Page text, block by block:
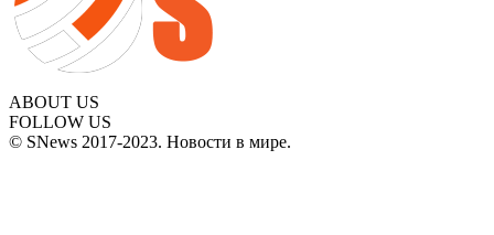
ABOUT US
FOLLOW US
© SNews 2017-2023. Новости в мире.